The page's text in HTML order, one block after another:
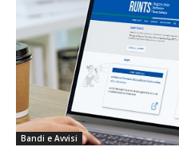
Bandi e Avvisi